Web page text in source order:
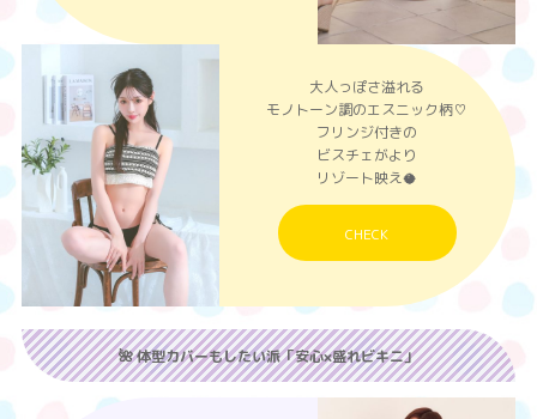
大人っぽさ溢れる
モノトーン調のエスニック柄♡
フリンジ付きの
ビスチェがより
リゾート映え🥥
CHECK
🌺 体型カバーもしたい派「安心×盛れビキニ」